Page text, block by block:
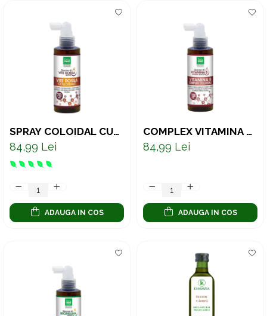
SPRAY COLOIDAL CU
VITA DE VIE 700 PPM
84,99 Lei
ADAUGA IN COS
COMPLEX VITAMINA B
COLOIDAL – ULTRA
CONCENTRAT 1100
150 ML
84,99 Lei
ADAUGA IN COS